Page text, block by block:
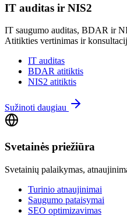
IT auditas ir NIS2
IT saugumo auditas, BDAR ir
Atitikties vertinimas ir
IT auditas
BDAR atitiktis
NIS2 atitiktis
Sužinoti daugiau
Svetainės priežiūra
Svetainių palaikymas,
Turinio atnaujinimai
Saugumo pataisymai
SEO optimizavimas